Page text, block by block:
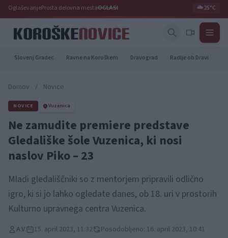
OglaševanjeProsta delovna mestaOGLASI 🌥️25°C
Slovenj Gradec Ravne na Koroškem Dravograd Radlje ob Dravi
Domov / Novice
NOVICE Vuzenica
Ne zamudite premiere predstave
Gledališke šole Vuzenica, ki nosi
naslov Piko – 23
Mladi gledališčniki so z mentorjem pripravili odlično
igro, ki si jo lahko ogledate danes, ob 18. uri v prostorih
Kulturno upravnega centra Vuzenica.
A.V. 15. april 2023, 11:32 Posodobljeno: 16. april 2023, 10:41